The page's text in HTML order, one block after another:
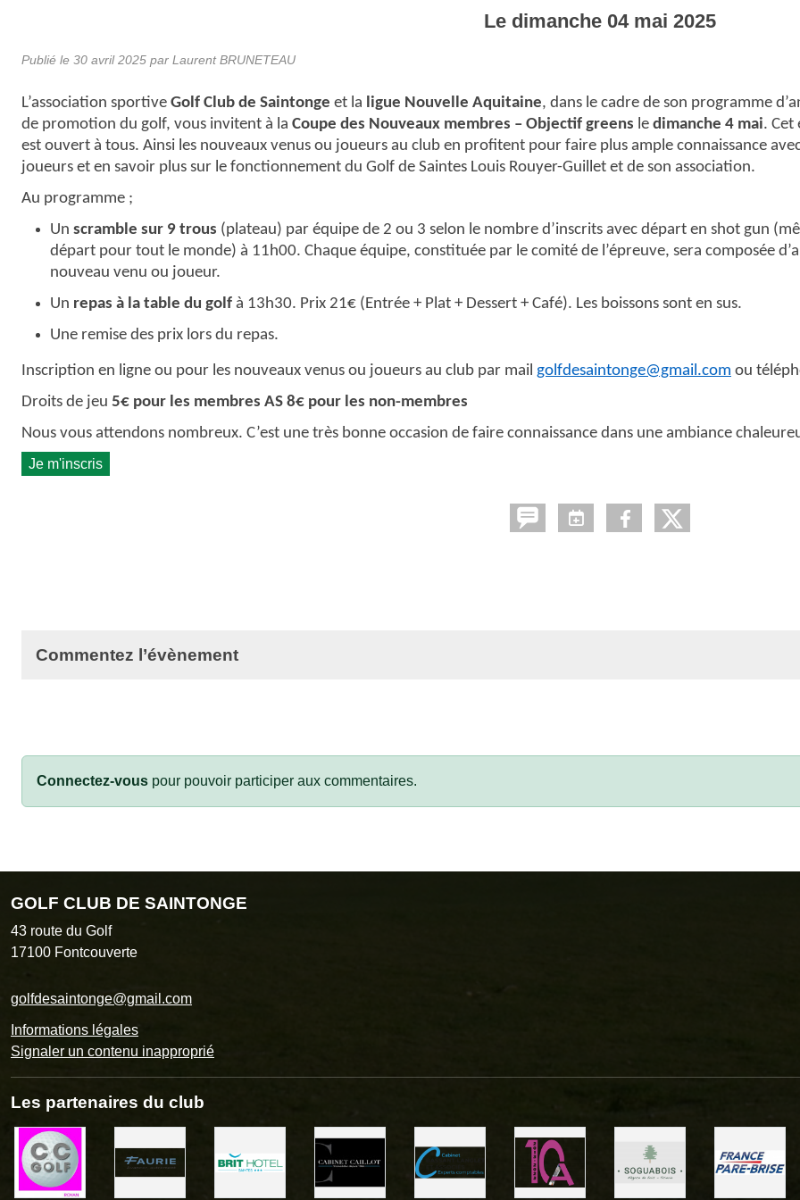
Le dimanche 04 mai 2025
Publié le 30 avril 2025 par Laurent BRUNETEAU
L’association sportive Golf Club de Saintonge et la ligue Nouvelle Aquitaine, dans le cadre de son programme
de promotion du golf, vous invitent à la Coupe des Nouveaux membres – Objectif greens le dimanche 4 mai. Cet
est ouvert à tous. Ainsi les nouveaux venus ou joueurs au club en profitent pour faire plus ample connaissance
joueurs et en savoir plus sur le fonctionnement du Golf de Saintes Louis Rouyer-Guillet et de son association.
Au programme ;
Un scramble sur 9 trous (plateau) par équipe de 2 ou 3 selon le nombre d’inscrits avec départ en shot gun
départ pour tout le monde) à 11h00. Chaque équipe, constituée par le comité de l’épreuve, sera composée
nouveau venu ou joueur.
Un repas à la table du golf à 13h30. Prix 21€ (Entrée + Plat + Dessert + Café). Les boissons sont en sus.
Une remise des prix lors du repas.
Inscription en ligne ou pour les nouveaux venus ou joueurs au club par mail golfdesaintonge@gmail.com ou
Droits de jeu 5€ pour les membres AS 8€ pour les non-membres
Nous vous attendons nombreux. C’est une très bonne occasion de faire connaissance dans une ambiance
Je m'inscris
Commentez l’évènement
Connectez-vous pour pouvoir participer aux commentaires.
GOLF CLUB DE SAINTONGE
43 route du Golf
17100 Fontcouverte
golfdesaintonge@gmail.com
Informations légales
Signaler un contenu inapproprié
Les partenaires du club